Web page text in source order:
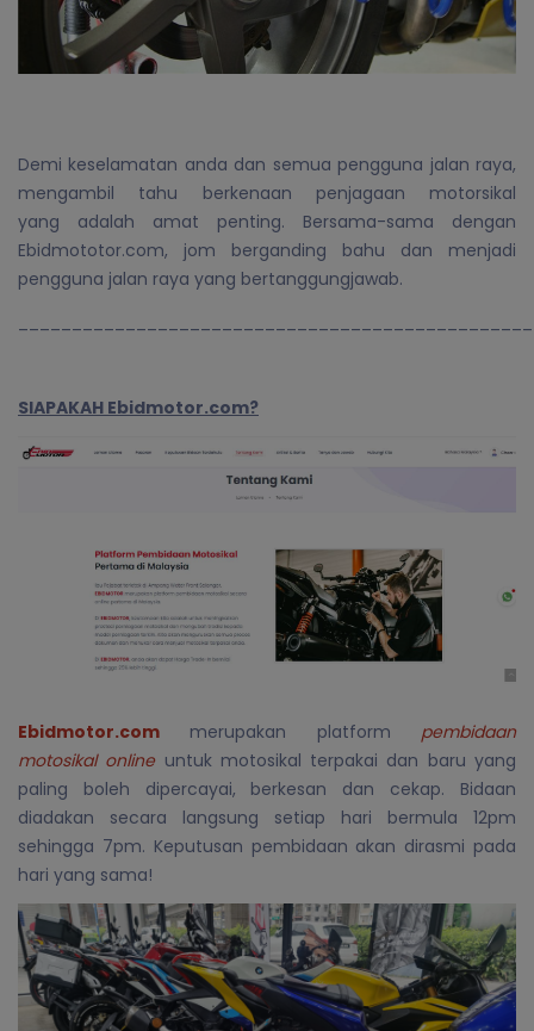
Demi keselamatan anda dan semua pengguna jalan raya,
mengambil tahu berkenaan penjagaan motorsikal
yang adalah amat penting. Bersama-sama dengan
Ebidmototor.com, jom berganding bahu dan menjadi
pengguna jalan raya yang bertanggungjawab.
SIAPAKAH Ebidmotor.com?
Ebidmotor.com merupakan platform pembidaan
motosikal online untuk motosikal terpakai dan baru yang
paling boleh dipercayai, berkesan dan cekap. Bidaan
diadakan secara langsung setiap hari bermula 12pm
sehingga 7pm. Keputusan pembidaan akan dirasmi pada
hari yang sama!